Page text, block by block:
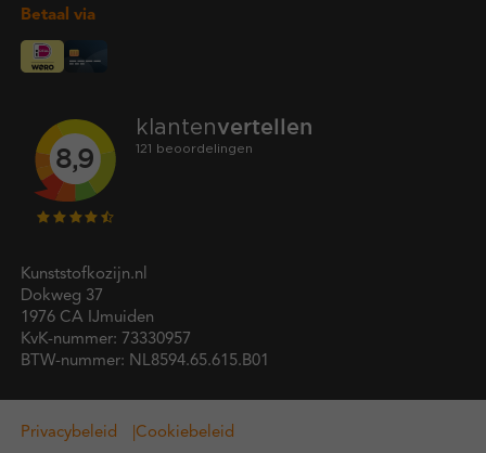
Betaal via
Kunststofkozijn.nl
Dokweg 37
1976 CA IJmuiden
KvK-nummer: 73330957
BTW-nummer: NL8594.65.615.B01
Privacybeleid Cookiebeleid